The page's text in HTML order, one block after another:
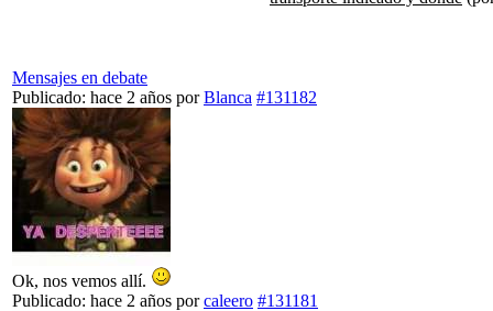
Mensajes en debate
Publicado: hace 2 años porBlanca #131182
Ok, nos vemos allí.
Publicado: hace 2 años porcaleero #131181